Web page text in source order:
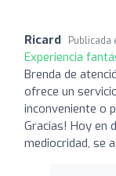
Ricard Publicada
Experiencia
Brenda de
ofrece un
inconveniente o
Gracias! Hoy en
mediocridad, se